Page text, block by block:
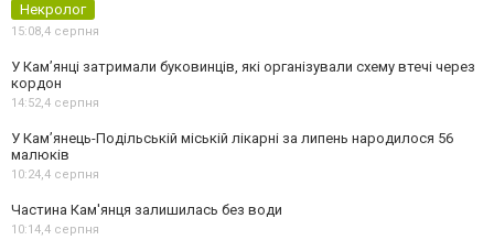
Некролог
15:08,4 серпня
У Кам’янці затримали буковинців, які організували схему втечі через
кордон
14:52,4 серпня
У Кам’янець-Подільській міській лікарні за липень народилося 56
малюків
10:24,4 серпня
Частина Кам'янця залишилась без води
10:14,4 серпня